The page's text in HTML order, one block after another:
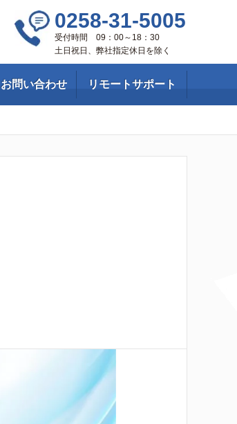
0258-31-5005
受付時間 09：00～18：30
土日祝日、弊社指定休日を除く
お問い合わせ リモートサポート